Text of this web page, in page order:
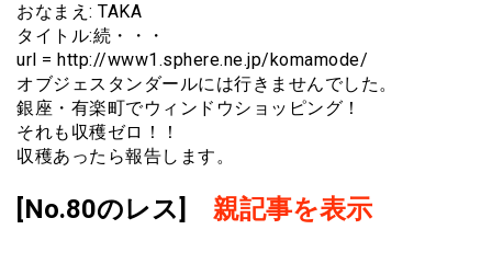
おなまえ: TAKA
タイトル:続・・・
url = http://www1.sphere.ne.jp/komamode/
オブジェスタンダールには行きませんでした。
銀座・有楽町でウィンドウショッピング！
それも収穫ゼロ！！
収穫あったら報告します。
[No.80のレス] 親記事を表示